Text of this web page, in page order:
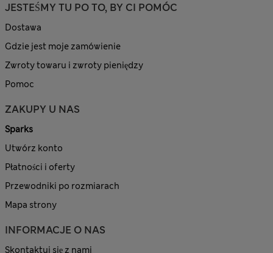
JESTEŚMY TU PO TO, BY CI POMÓC
Dostawa
Gdzie jest moje zamówienie
Zwroty towaru i zwroty pieniędzy
Pomoc
ZAKUPY U NAS
Sparks
Utwórz konto
Płatności i oferty
Przewodniki po rozmiarach
Mapa strony
INFORMACJE O NAS
Skontaktuj się z nami